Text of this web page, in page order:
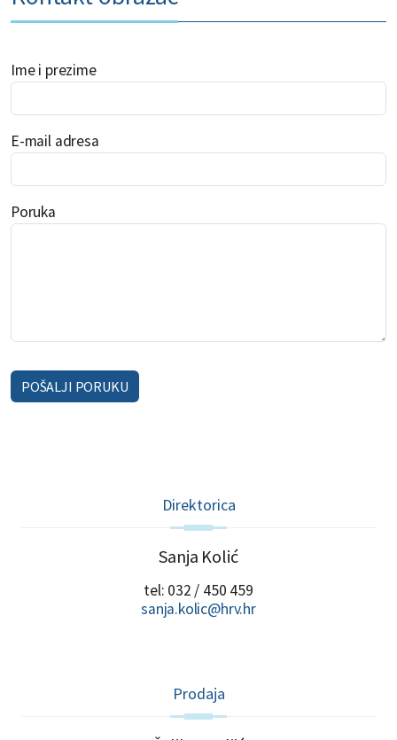
Ime i prezime
E-mail adresa
Poruka
POŠALJI PORUKU
Direktorica
Sanja Kolić
tel: 032 / 450 459
sanja.kolic@hrv.hr
Prodaja